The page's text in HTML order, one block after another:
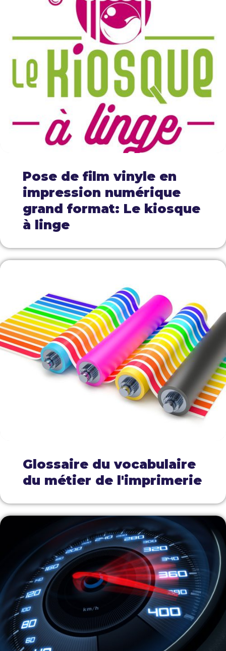
Pose de film vinyle en
impression numérique
grand format: Le kiosque
à linge
Glossaire du vocabulaire
du métier de l'imprimerie